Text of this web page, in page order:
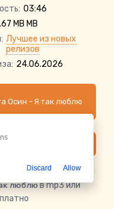
03:46
MB MB
Лучшее из новых
релизов
24.06.2026
Осин - Я так люблю
люблюв mp3 или
Discard Allow